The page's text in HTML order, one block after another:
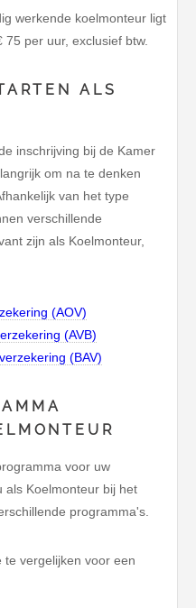
werkende koelmonteur ligt
per uur, exclusief btw.
ALS
inschrijving bij de Kamer
om na te denken
van het type
verschillende
zijn als Koelmonteur,
(AOV)
(AVB)
(BAV)
voor uw
als Koelmonteur bij het
programma's.
vergelijken voor een